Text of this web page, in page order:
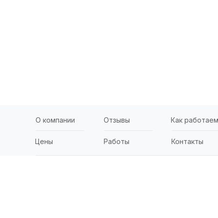
О компании Отзывы Как работаем
Работы Контакты
Цены